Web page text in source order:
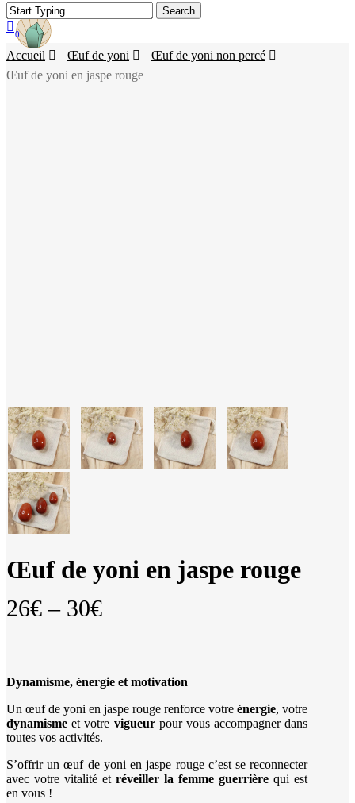
Skip
to
main
content
search
account
0
Menu
Search
Accueil Œuf de yoni
Œuf de yoni non percé
Œuf de yoni en jaspe rouge
Œuf de yoni en jaspe rouge
26€ – 30€Price
through
30€
Dynamisme, énergie et motivation
Un œuf de yoni en jaspe rouge renforce votre énergie, votre
dynamisme et votre vigueurpour vous accompagner dans
toutes vos activités.
S’offrir un œuf de yoni en jaspe rouge c’est se reconnecter
avec votre vitalité etréveiller la femme guerrière qui est
en vous !